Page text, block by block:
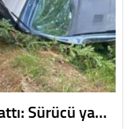
Sürücü ya…